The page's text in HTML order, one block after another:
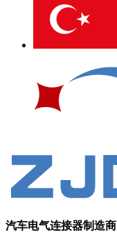
汽车电气连接器制造商